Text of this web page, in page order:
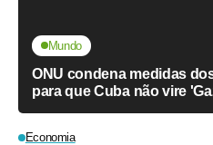
Mundo
ONU condena medidas
para que Cuba não vire
Economia